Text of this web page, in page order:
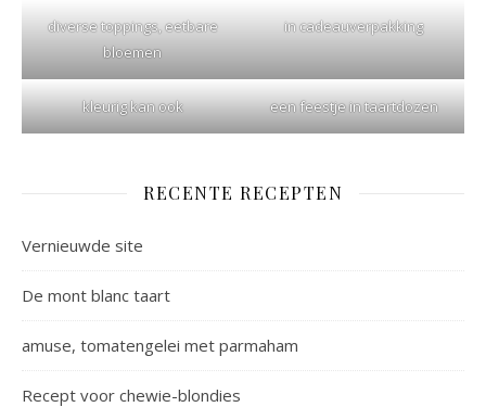
diverse toppings, eetbare
bloemen
in cadeauverpakking
kleurig kan ook een feestje in taartdozen
RECENTE RECEPTEN
Vernieuwde site
De mont blanc taart
amuse, tomatengelei met parmaham
Recept voor chewie-blondies